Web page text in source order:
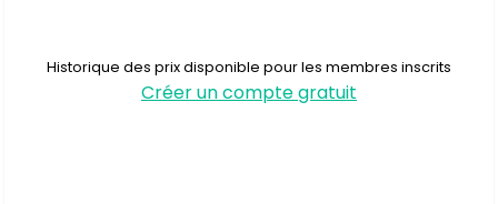
Historique des prix disponible pour les membres inscrits
Créer un compte gratuit